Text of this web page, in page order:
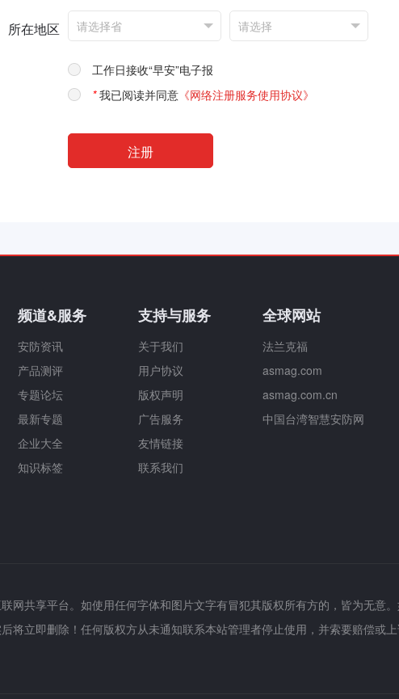
所在地区
工作日接收“早安”电子报
*我已阅读并同意 《网络注册服务使用协议》
频道&服务
安防资讯
产品测评
专题论坛
最新专题
企业大全
知识标签
支持与服务
关于我们
用户协议
版权声明
广告服务
友情链接
联系我们
全球网站
法兰克福
asmag.com
asmag.com.cn
中国台湾智慧安防网
网共享平台。如使用任何字体和图片文字有冒犯其版权所有方的，皆为无意
将立即删除！任何版权方从未通知联系本站管理者停止使用，并索要赔偿或